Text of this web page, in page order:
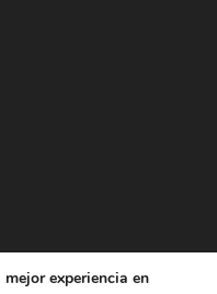
experiencia en